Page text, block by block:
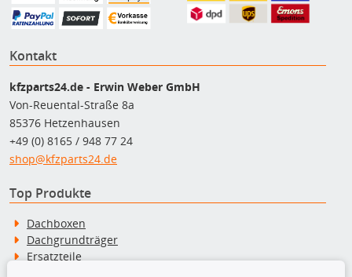
Kontakt
kfzparts24.de - Erwin Weber GmbH
Von-Reuental-Straße 8a
85376 Hetzenhausen
+49 (0) 8165 / 948 77 24
shop@kfzparts24.de
Top Produkte
Dachboxen
Dachgrundträger
Ersatzteile